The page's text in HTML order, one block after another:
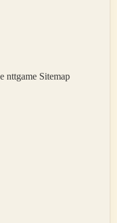
nttgame Sitemap